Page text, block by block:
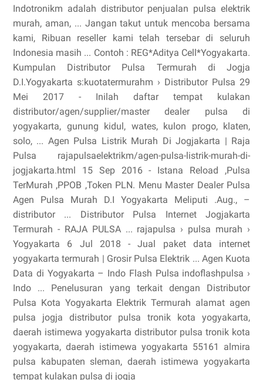
Indotronikm adalah distributor penjualan pulsa elektrik
murah, aman, ... Jangan takut untuk mencoba bersama
kami, Ribuan reseller kami telah tersebar di seluruh
Indonesia masih ... Contoh : REG*Aditya Cell*Yogyakarta.
Kumpulan Distributor Pulsa Termurah di Jogja
D.I.Yogyakarta s:kuotatermurahm › Distributor Pulsa 29
Mei 2017 - Inilah daftar tempat kulakan
distributor/agen/supplier/master dealer pulsa di
yogyakarta, gunung kidul, wates, kulon progo, klaten,
solo, ... Agen Pulsa Listrik Murah Di Jogjakarta | Raja
Pulsa rajapulsaelektrikm/agen-pulsa-listrik-murah-di-
jogjakarta.html 15 Sep 2016 - Istana Reload ,Pulsa
TerMurah ,PPOB ,Token PLN. Menu Master Dealer Pulsa
Agen Pulsa Murah D.I Yogyakarta Meliputi .Aug., –
distributor ... Distributor Pulsa Internet Jogjakarta
Termurah - RAJA PULSA ... rajapulsa › pulsa murah ›
Yogyakarta 6 Jul 2018 - Jual paket data internet
yogyakarta termurah | Grosir Pulsa Elektrik ... Agen Kuota
Data di Yogyakarta – Indo Flash Pulsa indoflashpulsa ›
Indo ... Penelusuran yang terkait dengan Distributor
Pulsa Kota Yogyakarta Elektrik Termurah alamat agen
pulsa jogja distributor pulsa tronik kota yogyakarta,
daerah istimewa yogyakarta distributor pulsa tronik kota
yogyakarta, daerah istimewa yogyakarta 55161 almira
pulsa kabupaten sleman, daerah istimewa yogyakarta
tempat kulakan pulsa di jogja